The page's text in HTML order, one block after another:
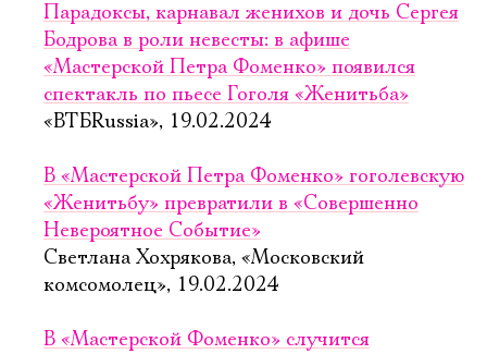
Парадоксы, карнавал женихов и дочь Сергея
Бодрова в роли невесты: в афише
«Мастерской Петра Фоменко» появился
спектакль по пьесе Гоголя «Женитьба»
«ВТБRussia», 19.02.2024
В «Мастерской Петра Фоменко» гоголевскую
«Женитьбу» превратили в «Совершенно
Невероятное Событие»
Светлана Хохрякова, «Московский
комсомолец», 19.02.2024
В «Мастерской Фоменко» случится